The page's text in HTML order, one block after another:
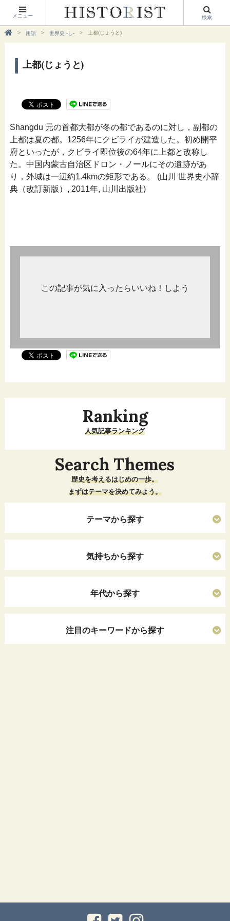
メニュー 検索
用語 世界史 -し- 上都(じょうと)
上都(じょうと)
Shangdu 元の首都大都が冬の都であるのに対し，副都の
上都は夏の都。1256年にクビライが建造した。初め開平
府といったが，クビライ即位後の64年に上都と改称し
た。中国内蒙古自治区ドロン・ノールにその遺跡があ
り，外城は一辺約1.4kmの矩形である。 (山川 世界史小辞
典（改訂新版）, 2011年, 山川出版社)
この記事が気に入ったらいいね！しよう
Ranking
人気記事ランキング
Search Themes
歴史を考えるはじめの一歩。
まずはテーマを決めてみよう。
テーマから探す
気持ちから探す
年代から探す
注目のキーワードから探す